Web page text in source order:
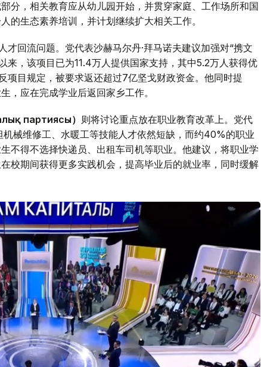
分，相关教育应从幼儿园开始，并贯穿家庭、工作场所和国
的生态素养培训，并计划继续扩大相关工作。
才回流问题。党代表沙赫马尔丹·拜马诺夫建议加强对“携文
来，该项目已为11.4万人提供国家支持，其中5.2万人获得优
项目规定，被要求返还超过7亿坚戈财政资金。他同时提
，应在完成学业后返回家乡工作。
партиясы） 则将讨论重点放在职业教育改革上。党代
械维修工、水暖工等技能人才依然短缺，而约40%的职业
不得不选择快递员、出租车司机等职业。他建议，将职业学
校期间获得更多实践机会，提高毕业后的就业率，同时缓解